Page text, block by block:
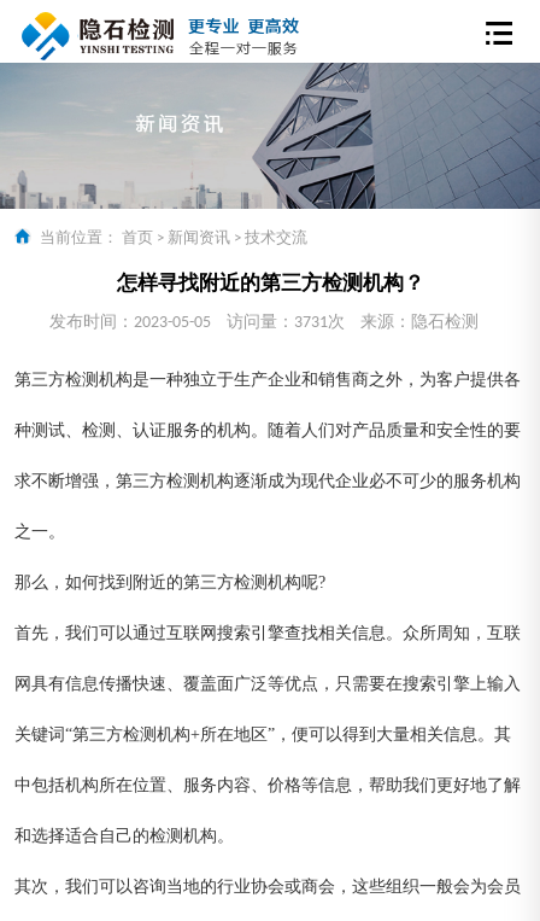
当前位置： 首页 > 新闻资讯 > 技术交流
怎样寻找附近的第三方检测机构？
发布时间：2023-05-05 访问量：3731次 来源：隐石检测
第三方检测机构是一种独立于生产企业和销售商之外，为客户提供各
种测试、检测、认证服务的机构。随着人们对产品质量和安全性的要
求不断增强，第三方检测机构逐渐成为现代企业必不可少的服务机构
之一。
那么，如何找到附近的第三方检测机构呢?
首先，我们可以通过互联网搜索引擎查找相关信息。众所周知，互联
网具有信息传播快速、覆盖面广泛等优点，只需要在搜索引擎上输入
关键词“第三方检测机构+所在地区”，便可以得到大量相关信息。其
中包括机构所在位置、服务内容、价格等信息，帮助我们更好地了解
和选择适合自己的检测机构。
其次，我们可以咨询当地的行业协会或商会，这些组织一般会为会员